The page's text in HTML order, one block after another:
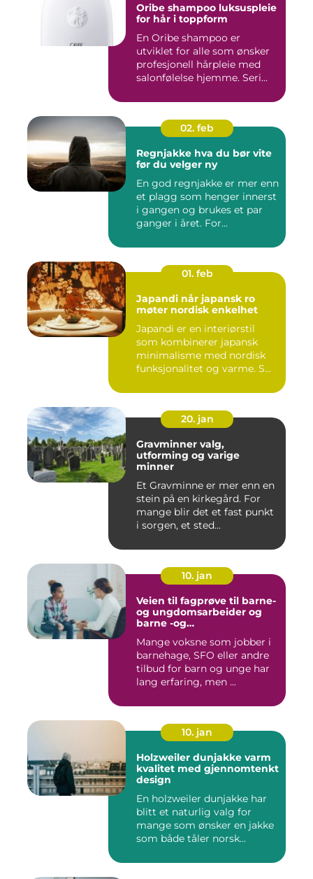
Oribe shampoo luksuspleie
for hår i toppform
En Oribe shampoo er
utviklet for alle som ønsker
profesjonell hårpleie med
salonfølelse hjemme. Seri...
02. feb
Regnjakke hva du bør vite
før du velger ny
En god regnjakke er mer enn
et plagg som henger innerst
i gangen og brukes et par
ganger i året. For...
01. feb
Japandi når japansk ro
møter nordisk enkelhet
Japandi er en interiørstil
som kombinerer japansk
minimalisme med nordisk
funksjonalitet og varme. S...
20. jan
Gravminner valg,
utforming og varige
minner
Et Gravminne er mer enn en
stein på en kirkegård. For
mange blir det et fast punkt
i sorgen, et sted...
10. jan
Veien til fagprøve til barne-
og ungdomsarbeider og
barne -og
Mange voksne som jobber i
barnehage, SFO eller andre
tilbud for barn og unge har
lang erfaring, men ...
10. jan
Holzweiler dunjakke varm
kvalitet med gjennomtenkt
design
En holzweiler dunjakke har
blitt et naturlig valg for
mange som ønsker en jakke
som både tåler norsk...